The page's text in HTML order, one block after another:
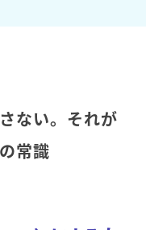
ない。それが
常識